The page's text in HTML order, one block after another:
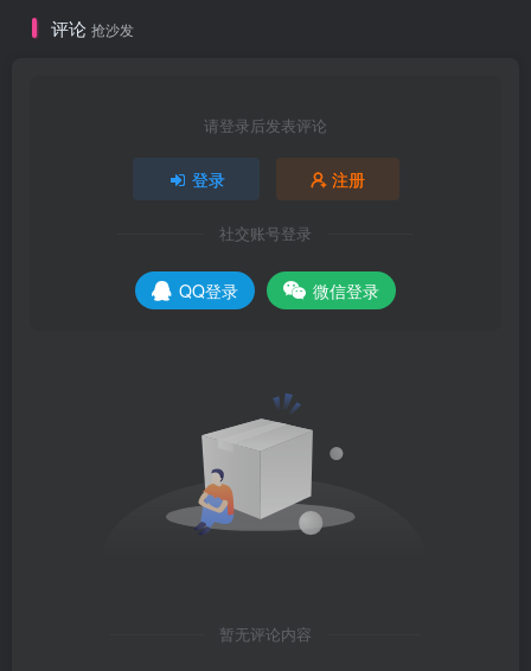
评论 抢沙发
请登录后发表评论
登录 注册
社交账号登录
QQ登录 微信登录
暂无评论内容